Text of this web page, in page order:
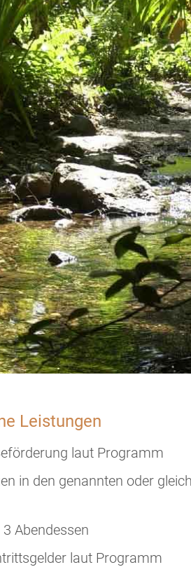
Leistungen
laut Programm
in den genannten oder
Abendessen
laut Programm